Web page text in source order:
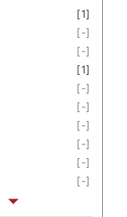
[1]
[-]
[-]
[1]
[-]
[-]
[-]
[-]
[-]
[-]